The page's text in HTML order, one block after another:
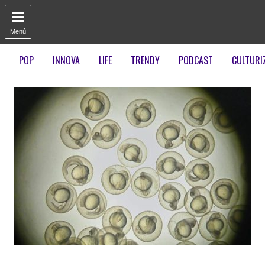

Menú
POP INNOVA LIFE TRENDY PODCAST